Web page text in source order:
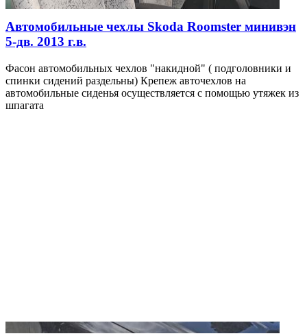
Автомобильные чехлы Skoda Roomster минивэн
5-дв. 2013 г.в.
Фасон автомобильных чехлов "накидной" ( подголовники и
спинки сидений раздельны) Крепеж авточехлов на
автомобильные сиденья осуществляется с помощью утяжек из
шпагата